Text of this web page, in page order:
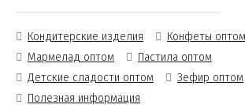
Кондитерские изделия
Конфеты оптом
Мармелад оптом
Пастила оптом
Детские сладости оптом
Зефир оптом
Полезная информация